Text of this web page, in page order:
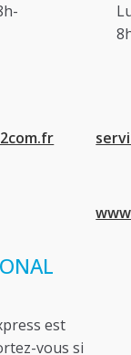
est
vous si